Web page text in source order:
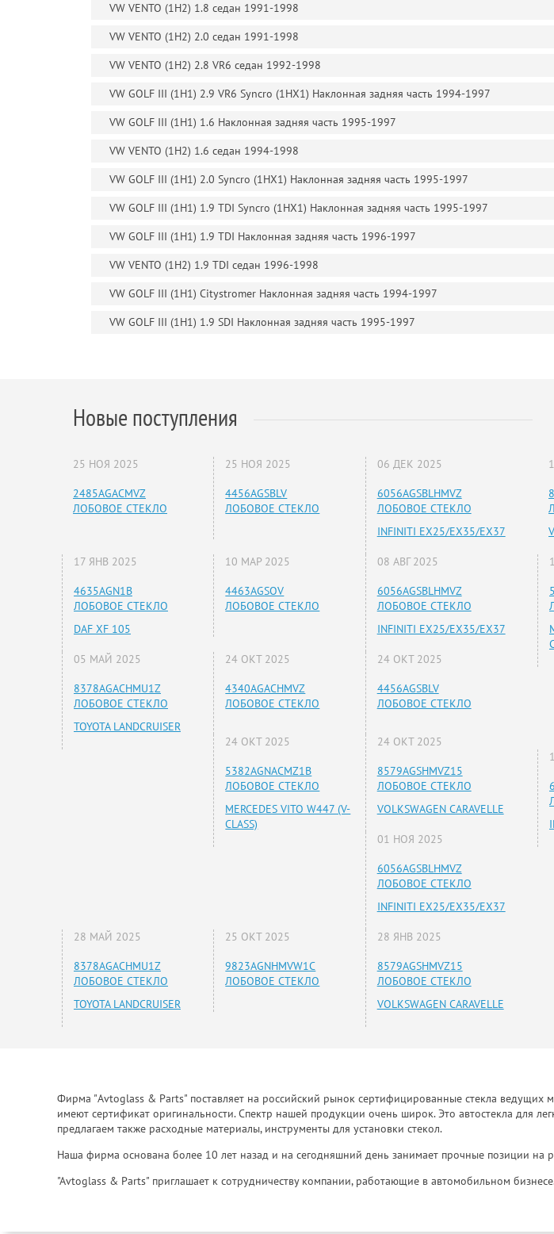
VW VENTO (1H2) 1.8 седан 1991-1998
VW VENTO (1H2) 2.0 седан 1991-1998
VW VENTO (1H2) 2.8 VR6 седан 1992-1998
VW GOLF III (1H1) 2.9 VR6 Syncro (1HX1) Наклонная задняя часть 1994-1997
VW GOLF III (1H1) 1.6 Наклонная задняя часть 1995-1997
VW VENTO (1H2) 1.6 седан 1994-1998
VW GOLF III (1H1) 2.0 Syncro (1HX1) Наклонная задняя часть 1995-1997
VW GOLF III (1H1) 1.9 TDI Syncro (1HX1) Наклонная задняя часть 1995-1997
VW GOLF III (1H1) 1.9 TDI Наклонная задняя часть 1996-1997
VW VENTO (1H2) 1.9 TDI седан 1996-1998
VW GOLF III (1H1) Citystromer Наклонная задняя часть 1994-1997
VW GOLF III (1H1) 1.9 SDI Наклонная задняя часть 1995-1997
Новые поступления
25 НОЯ 2025
2485AGACMVZ
ЛОБОВОЕ СТЕКЛО
25 НОЯ 2025
4456AGSBLV
ЛОБОВОЕ СТЕКЛО
06 ДЕК 2025
6056AGSBLHMVZ
ЛОБОВОЕ СТЕКЛО
INFINITI EX25/EX35/EX37
17 ЯНВ 2025
4635AGN1B
ЛОБОВОЕ СТЕКЛО
DAF XF 105
10 МАР 2025
4463AGSOV
ЛОБОВОЕ СТЕКЛО
08 АВГ 2025
6056AGSBLHMVZ
ЛОБОВОЕ СТЕКЛО
INFINITI EX25/EX35/EX37
05 МАЙ 2025
8378AGACHMU1Z
ЛОБОВОЕ СТЕКЛО
TOYOTA LANDCRUISER
24 ОКТ 2025
4340AGACHMVZ
ЛОБОВОЕ СТЕКЛО
24 ОКТ 2025
4456AGSBLV
ЛОБОВОЕ СТЕКЛО
24 ОКТ 2025
5382AGNACMZ1B
ЛОБОВОЕ СТЕКЛО
MERCEDES VITO W447 (V-
CLASS)
24 ОКТ 2025
8579AGSHMVZ15
ЛОБОВОЕ СТЕКЛО
VOLKSWAGEN CARAVELLE
01 НОЯ 2025
6056AGSBLHMVZ
ЛОБОВОЕ СТЕКЛО
INFINITI EX25/EX35/EX37
28 МАЙ 2025
8378AGACHMU1Z
ЛОБОВОЕ СТЕКЛО
TOYOTA LANDCRUISER
25 ОКТ 2025
9823AGNHMVW1C
ЛОБОВОЕ СТЕКЛО
28 ЯНВ 2025
8579AGSHMVZ15
ЛОБОВОЕ СТЕКЛО
VOLKSWAGEN CARAVELLE
Фирма "Avtoglass & Parts" поставляет на российский рынок сертифицированные стекла ведущих
имеют сертификат оригинальности. Спектр нашей продукции очень широк. Это автостекла для
предлагаем также расходные материалы, инструменты для установки стекол.
Наша фирма основана более 10 лет назад и на сегодняшний день занимает прочные позиции на
"Avtoglass & Parts" приглашает к сотрудничеству компании, работающие в автомобильном